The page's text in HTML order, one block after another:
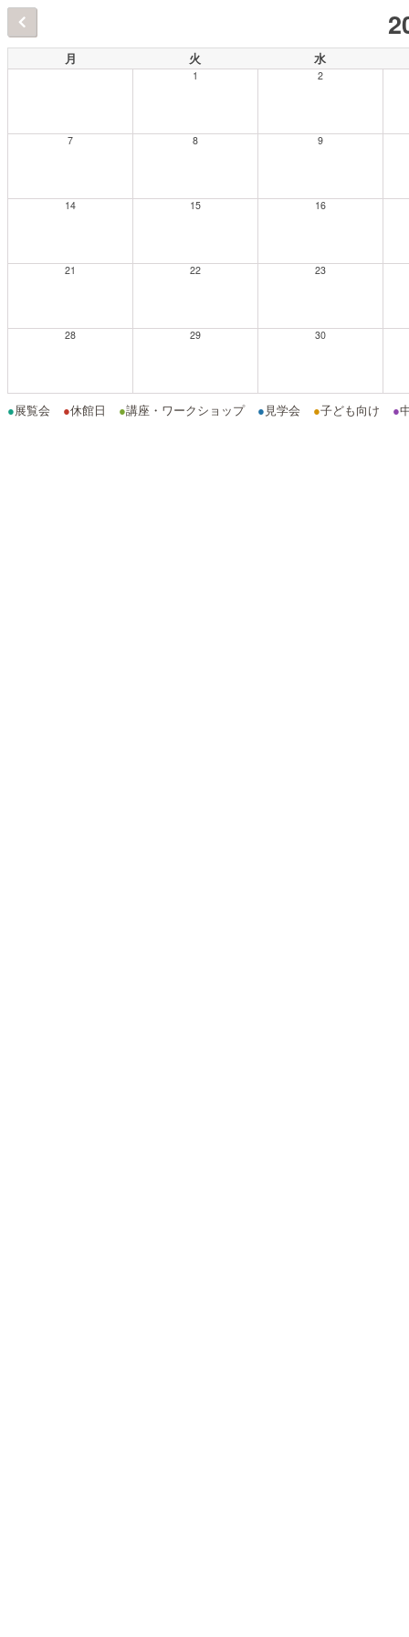
月 火 水
1 2
7 8 9
14 15 16
21 22 23
28 29 30
●展覧会 ●休館日 ●講座・ワークショップ ● 見学会 ●子ども向け ●